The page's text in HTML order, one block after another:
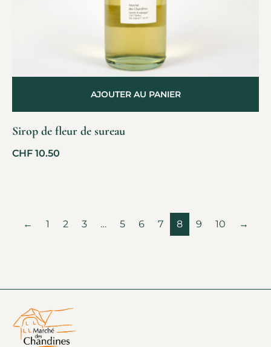
Sirop de fleur de sureau
CHF 10.50
AJOUTER AU PANIER
← 1 2 3 … 5 6 7 8 9 10 →